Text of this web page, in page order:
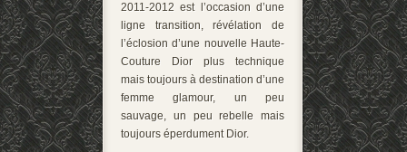
2011-2012 est l’occasion d’une
ligne transition, révélation de
l’éclosion d’une nouvelle Haute-
Couture Dior plus technique
mais toujours à destination d’une
femme glamour, un peu
sauvage, un peu rebelle mais
toujours éperdument Dior.